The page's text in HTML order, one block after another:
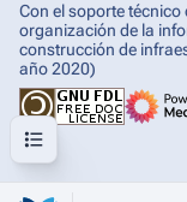
Sumario
Con el soporte técnico
organización de la
construcción de
año 2020)